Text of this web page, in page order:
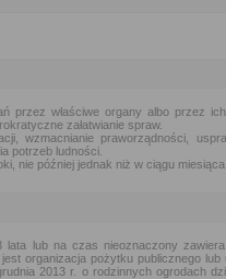
przez właściwe organy albo przez
załatwianie spraw.
wzmacnianie praworządności,
potrzeb ludności.
nie później jednak niż w ciągu miesiąca.
lata lub na czas nieoznaczony
organizacja pożytku publicznego lub
2013 r. o rodzinnych ogrodach